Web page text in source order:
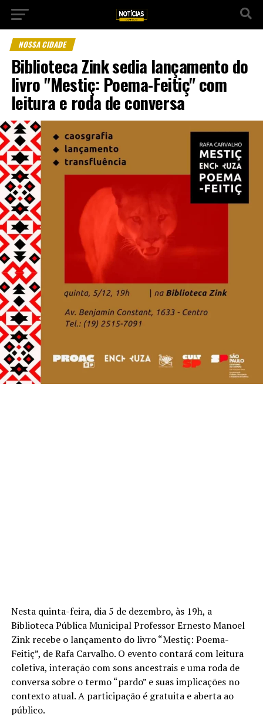
NOSSA CIDADE
Biblioteca Zink sedia lançamento do
livro "Mestiç: Poema-Feitiç" com
leitura e roda de conversa
Nesta quinta-feira, dia 5 de dezembro, às 19h, a
Biblioteca Pública Municipal Professor Ernesto Manoel
Zink recebe o lançamento do livro “Mestiç: Poema-
Feitiç”, de Rafa Carvalho. O evento contará com leitura
coletiva, interação com sons ancestrais e uma roda de
conversa sobre o termo “pardo” e suas implicações no
contexto atual. A participação é gratuita e aberta ao
público.